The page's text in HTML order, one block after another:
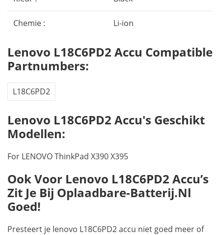
Chemie : Li-ion
Lenovo L18C6PD2 Accu Compatible
Partnumbers:
L18C6PD2
Lenovo L18C6PD2 Accu's Geschikt
Modellen:
For LENOVO ThinkPad X390 X395
Ook Voor Lenovo L18C6PD2 Accu’s
Zit Je Bij Oplaadbare-Batterij.nl
Goed!
Presteert je lenovo L18C6PD2 accu niet goed meer of